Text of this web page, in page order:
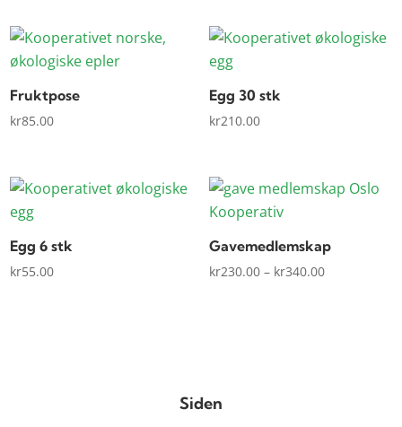
Fruktpose
kr85.00
Egg 30 stk
kr210.00
Egg 6 stk
kr55.00
Gavemedlemskap
kr230.00 – kr340.00Prisområde:
Siden